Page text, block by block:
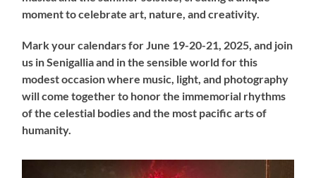
moment to celebrate art, nature, and creativity.
Mark your calendars for June 19-20-21, 2025, and join
us in Senigallia and in the sensible world for this
modest occasion where music, light, and photography
will come together to honor the immemorial rhythms
of the celestial bodies and the most pacific arts of
humanity.